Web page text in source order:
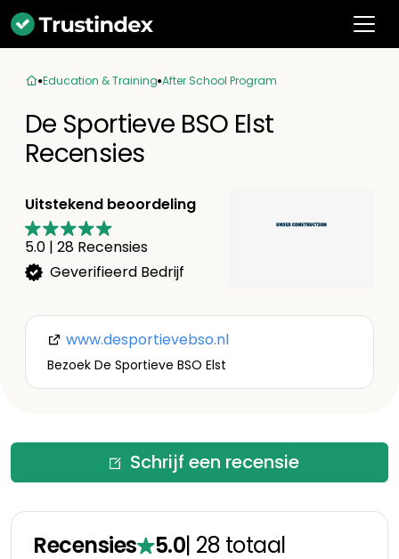
Education & Training After School Program
De Sportieve BSO Elst
Recensies
Uitstekend beoordeling
5.0 | 28 Recensies
Geverifieerd Bedrijf
www.desportievebso.nl
Bezoek De Sportieve BSO Elst
Schrijf een recensie
Recensies 5.0| 28 totaal